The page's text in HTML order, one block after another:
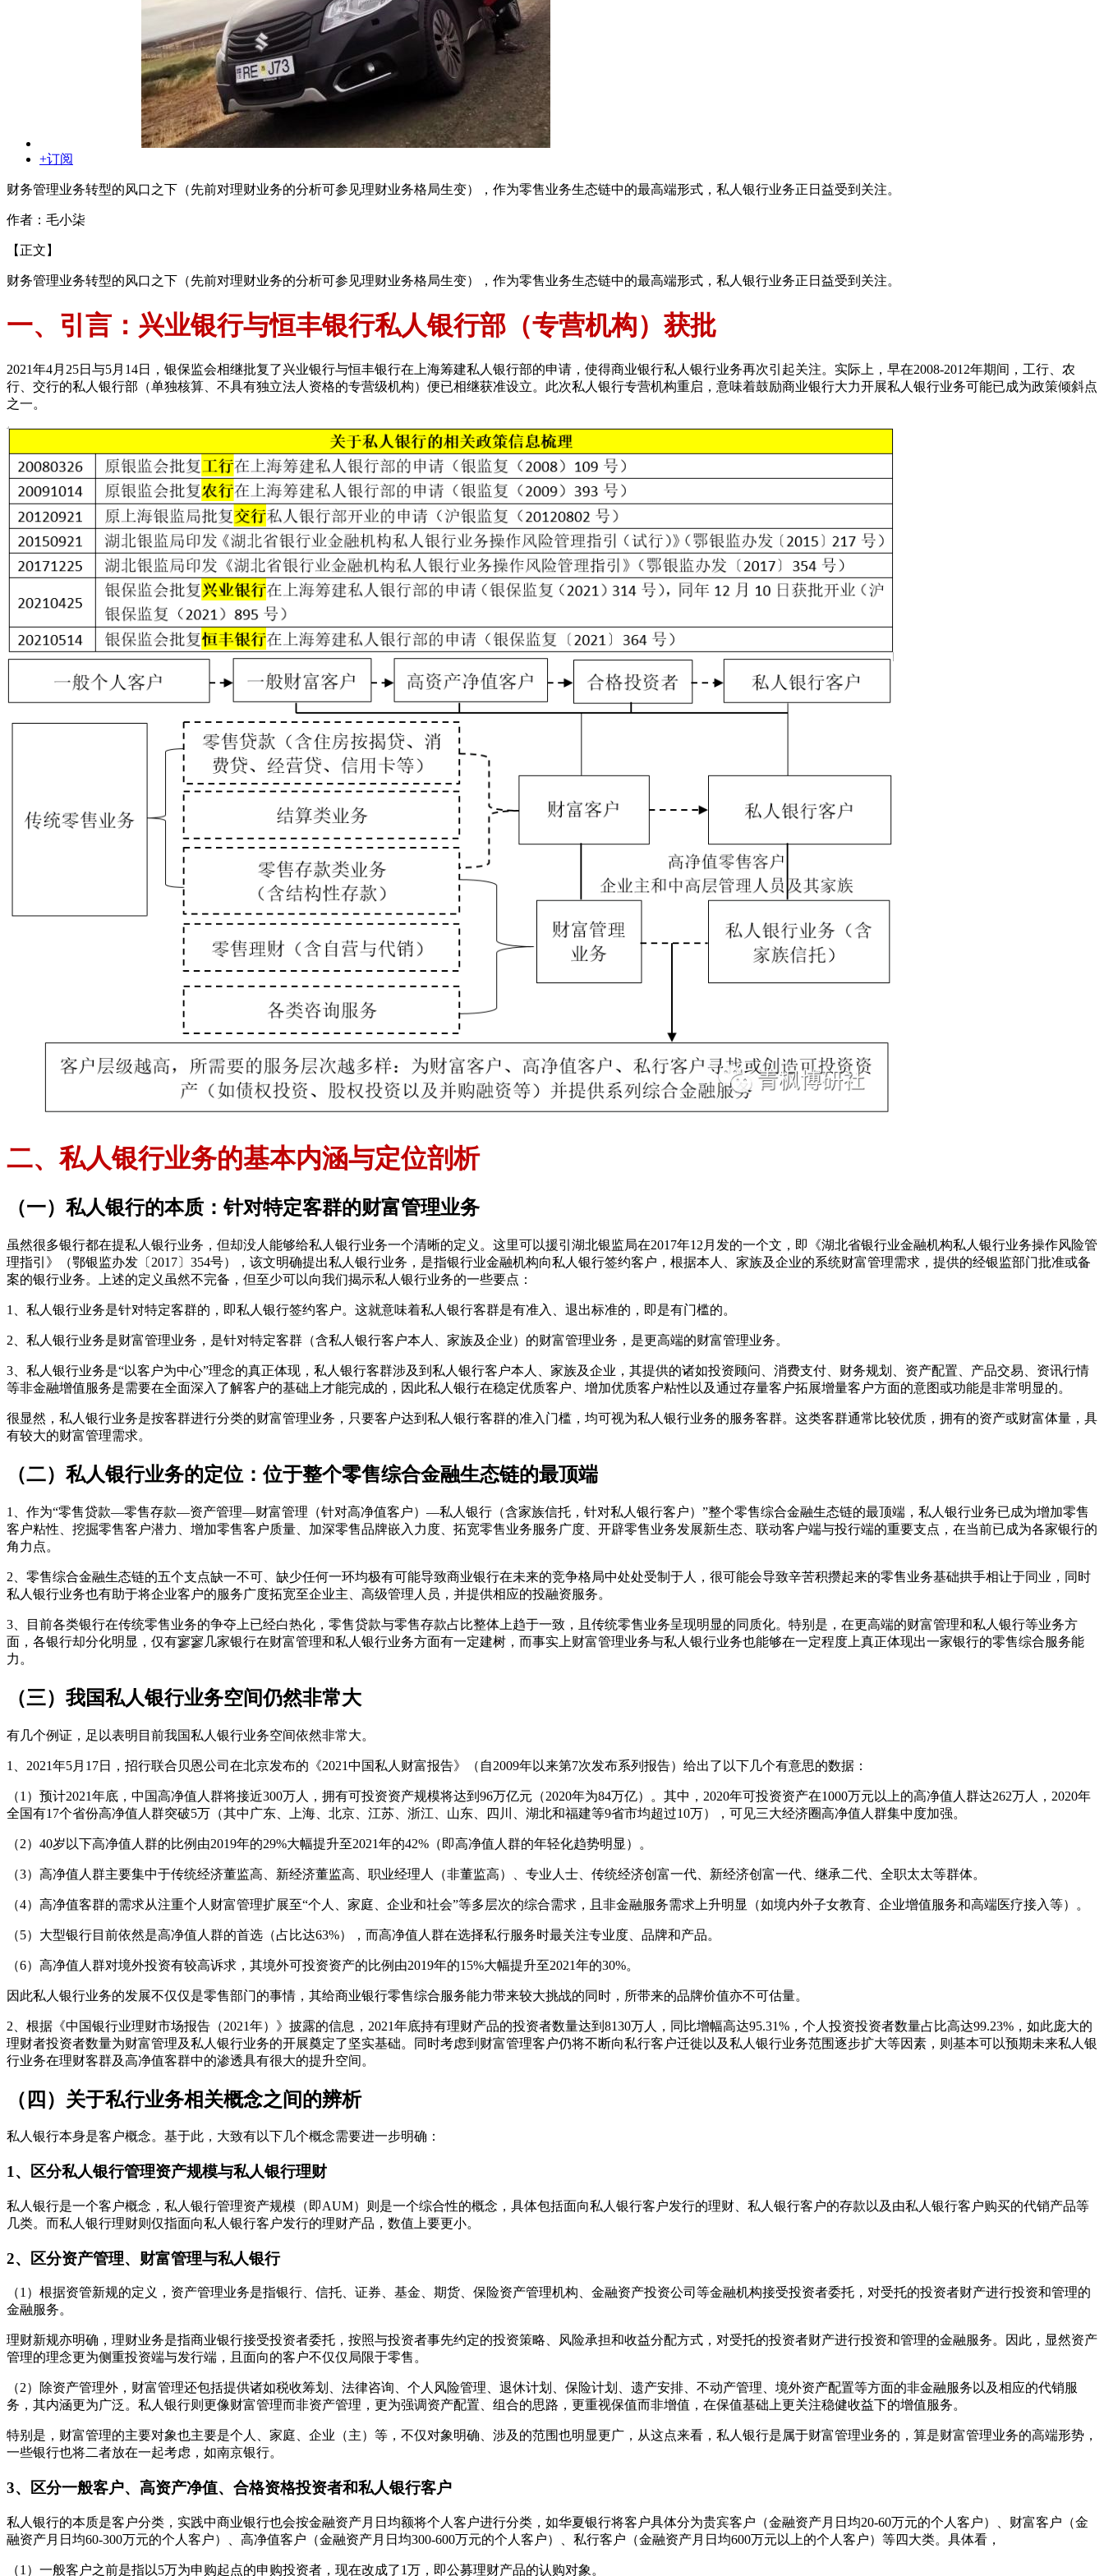
+订阅
财务管理业务转型的风口之下（先前对理财业务的分析可参见理财业务格局生变），作为零售业务生态链中的最高端形式，私人银行业务正日益受到关注。
作者：毛小柒
【正文】
财务管理业务转型的风口之下（先前对理财业务的分析可参见理财业务格局生变），作为零售业务生态链中的最高端形式，私人银行业务正日益受到关注。
一、引言：兴业银行与恒丰银行私人银行部（专营机构）获批
2021年4月25日与5月14日，银保监会相继批复了兴业银行与恒丰银行在上海筹建私人银行部的申请，使得商业银行私人银行业务再次引起关注。实际上，早在2008-2012年期间，工行、农
行、交行的私人银行部（单独核算、不具有独立法人资格的专营级机构）便已相继获准设立。此次私人银行专营机构重启，意味着鼓励商业银行大力开展私人银行业务可能已成为政策倾斜点
之一。
二、私人银行业务的基本内涵与定位剖析
（一）私人银行的本质：针对特定客群的财富管理业务
虽然很多银行都在提私人银行业务，但却没人能够给私人银行业务一个清晰的定义。这里可以援引湖北银监局在2017年12月发的一个文，即《湖北省银行业金融机构私人银行业务操作风险管
理指引》（鄂银监办发〔2017〕354号），该文明确提出私人银行业务，是指银行业金融机构向私人银行签约客户，根据本人、家族及企业的系统财富管理需求，提供的经银监部门批准或备
案的银行业务。上述的定义虽然不完备，但至少可以向我们揭示私人银行业务的一些要点：
1、私人银行业务是针对特定客群的，即私人银行签约客户。这就意味着私人银行客群是有准入、退出标准的，即是有门槛的。
2、私人银行业务是财富管理业务，是针对特定客群（含私人银行客户本人、家族及企业）的财富管理业务，是更高端的财富管理业务。
3、私人银行业务是“以客户为中心”理念的真正体现，私人银行客群涉及到私人银行客户本人、家族及企业，其提供的诸如投资顾问、消费支付、财务规划、资产配置、产品交易、资讯行情
等非金融增值服务是需要在全面深入了解客户的基础上才能完成的，因此私人银行在稳定优质客户、增加优质客户粘性以及通过存量客户拓展增量客户方面的意图或功能是非常明显的。
很显然，私人银行业务是按客群进行分类的财富管理业务，只要客户达到私人银行客群的准入门槛，均可视为私人银行业务的服务客群。这类客群通常比较优质，拥有的资产或财富体量，具
有较大的财富管理需求。
（二）私人银行业务的定位：位于整个零售综合金融生态链的最顶端
1、作为“零售贷款—零售存款—资产管理—财富管理（针对高净值客户）—私人银行（含家族信托，针对私人银行客户）”整个零售综合金融生态链的最顶端，私人银行业务已成为增加零售
客户粘性、挖掘零售客户潜力、增加零售客户质量、加深零售品牌嵌入力度、拓宽零售业务服务广度、开辟零售业务发展新生态、联动客户端与投行端的重要支点，在当前已成为各家银行的
角力点。
2、零售综合金融生态链的五个支点缺一不可、缺少任何一环均极有可能导致商业银行在未来的竞争格局中处处受制于人，很可能会导致辛苦积攒起来的零售业务基础拱手相让于同业，同时
私人银行业务也有助于将企业客户的服务广度拓宽至企业主、高级管理人员，并提供相应的投融资服务。
3、目前各类银行在传统零售业务的争夺上已经白热化，零售贷款与零售存款占比整体上趋于一致，且传统零售业务呈现明显的同质化。特别是，在更高端的财富管理和私人银行等业务方
面，各银行却分化明显，仅有寥寥几家银行在财富管理和私人银行业务方面有一定建树，而事实上财富管理业务与私人银行业务也能够在一定程度上真正体现出一家银行的零售综合服务能
力。
（三）我国私人银行业务空间仍然非常大
有几个例证，足以表明目前我国私人银行业务空间依然非常大。
1、2021年5月17日，招行联合贝恩公司在北京发布的《2021中国私人财富报告》（自2009年以来第7次发布系列报告）给出了以下几个有意思的数据：
（1）预计2021年底，中国高净值人群将接近300万人，拥有可投资资产规模将达到96万亿元（2020年为84万亿）。其中，2020年可投资资产在1000万元以上的高净值人群达262万人，2020年
全国有17个省份高净值人群突破5万（其中广东、上海、北京、江苏、浙江、山东、四川、湖北和福建等9省市均超过10万），可见三大经济圈高净值人群集中度加强。
（2）40岁以下高净值人群的比例由2019年的29%大幅提升至2021年的42%（即高净值人群的年轻化趋势明显）。
（3）高净值人群主要集中于传统经济董监高、新经济董监高、职业经理人（非董监高）、专业人士、传统经济创富一代、新经济创富一代、继承二代、全职太太等群体。
（4）高净值客群的需求从注重个人财富管理扩展至“个人、家庭、企业和社会”等多层次的综合需求，且非金融服务需求上升明显（如境内外子女教育、企业增值服务和高端医疗接入等）。
（5）大型银行目前依然是高净值人群的首选（占比达63%），而高净值人群在选择私行服务时最关注专业度、品牌和产品。
（6）高净值人群对境外投资有较高诉求，其境外可投资资产的比例由2019年的15%大幅提升至2021年的30%。
因此私人银行业务的发展不仅仅是零售部门的事情，其给商业银行零售综合服务能力带来较大挑战的同时，所带来的品牌价值亦不可估量。
2、根据《中国银行业理财市场报告（2021年）》披露的信息，2021年底持有理财产品的投资者数量达到8130万人，同比增幅高达95.31%，个人投资投资者数量占比高达99.23%，如此庞大的
理财者投资者数量为财富管理及私人银行业务的开展奠定了坚实基础。同时考虑到财富管理客户仍将不断向私行客户迁徙以及私人银行业务范围逐步扩大等因素，则基本可以预期未来私人银
行业务在理财客群及高净值客群中的渗透具有很大的提升空间。
（四）关于私行业务相关概念之间的辨析
私人银行本身是客户概念。基于此，大致有以下几个概念需要进一步明确：
1、区分私人银行管理资产规模与私人银行理财
私人银行是一个客户概念，私人银行管理资产规模（即AUM）则是一个综合性的概念，具体包括面向私人银行客户发行的理财、私人银行客户的存款以及由私人银行客户购买的代销产品等
几类。而私人银行理财则仅指面向私人银行客户发行的理财产品，数值上要更小。
2、区分资产管理、财富管理与私人银行
（1）根据资管新规的定义，资产管理业务是指银行、信托、证券、基金、期货、保险资产管理机构、金融资产投资公司等金融机构接受投资者委托，对受托的投资者财产进行投资和管理的
金融服务。
理财新规亦明确，理财业务是指商业银行接受投资者委托，按照与投资者事先约定的投资策略、风险承担和收益分配方式，对受托的投资者财产进行投资和管理的金融服务。因此，显然资产
管理的理念更为侧重投资端与发行端，且面向的客户不仅仅局限于零售。
（2）除资产管理外，财富管理还包括提供诸如税收筹划、法律咨询、个人风险管理、退休计划、保险计划、遗产安排、不动产管理、境外资产配置等方面的非金融服务以及相应的代销服
务，其内涵更为广泛。私人银行则更像财富管理而非资产管理，更为强调资产配置、组合的思路，更重视保值而非增值，在保值基础上更关注稳健收益下的增值服务。
特别是，财富管理的主要对象也主要是个人、家庭、企业（主）等，不仅对象明确、涉及的范围也明显更广，从这点来看，私人银行是属于财富管理业务的，算是财富管理业务的高端形势，
一些银行也将二者放在一起考虑，如南京银行。
3、区分一般客户、高资产净值、合格资格投资者和私人银行客户
私人银行的本质是客户分类，实践中商业银行也会按金融资产月日均额将个人客户进行分类，如华夏银行将客户具体分为贵宾客户（金融资产月日均20-60万元的个人客户）、财富客户（金
融资产月日均60-300万元的个人客户）、高净值客户（金融资产月日均300-600万元的个人客户）、私行客户（金融资产月日均600万元以上的个人客户）等四大类。具体看，
（1）一般客户之前是指以5万为申购起点的申购投资者，现在改成了1万，即公募理财产品的认购对象。